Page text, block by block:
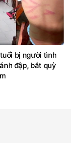
tuổi bị người tình
đập, bắt quỳ